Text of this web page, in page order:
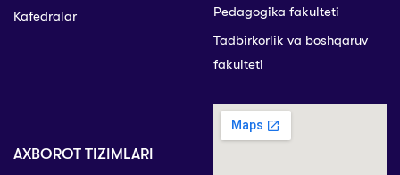
Kafedralar
Pedagogika fakulteti
Tadbirkorlik va boshqaruv
fakulteti
AXBOROT TIZIMLARI